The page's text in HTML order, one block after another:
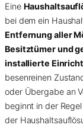
Eine
bei dem ein
Entfernung aller
Besitztümer und
installierte
besenreinen
oder Übergabe an
beginnt in der
der